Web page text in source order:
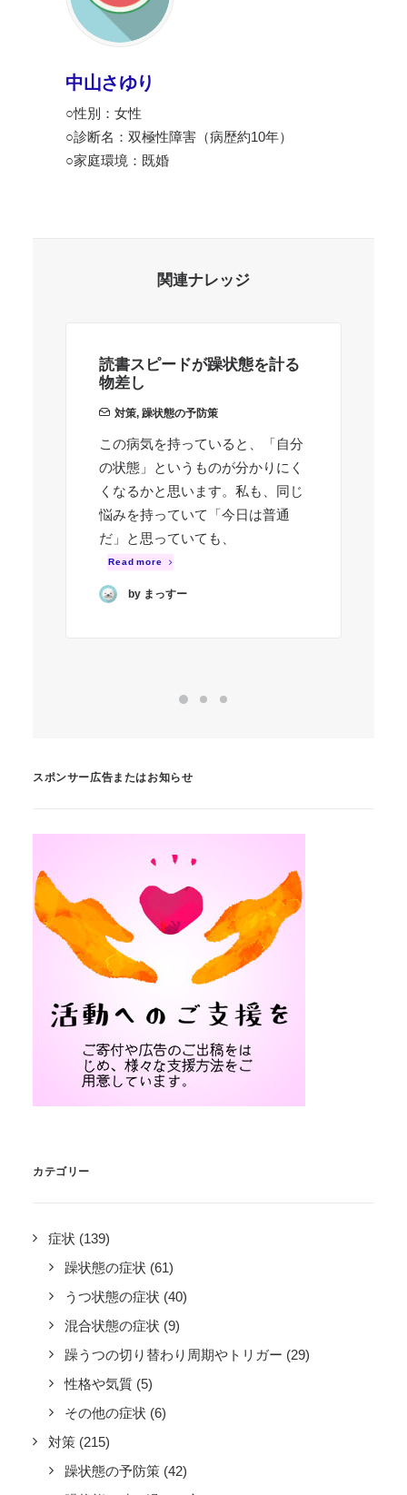
中山さゆり
○性別：女性
○診断名：双極性障害（病歴約10年）
○家庭環境：既婚
関連ナレッジ
読書スピードが躁状態を計る
物差し
対策, 躁状態の予防策
この病気を持っていると、「自分
の状態」というものが分かりにく
くなるかと思います。私も、同じ
悩みを持っていて「今日は普通
だ」と思っていても、
Read more
by まっすー
スポンサー広告またはお知らせ
カテゴリー
症状 (139)
躁状態の症状 (61)
うつ状態の症状 (40)
混合状態の症状 (9)
躁うつの切り替わり周期やトリガー (29)
性格や気質 (5)
その他の症状 (6)
対策 (215)
躁状態の予防策 (42)